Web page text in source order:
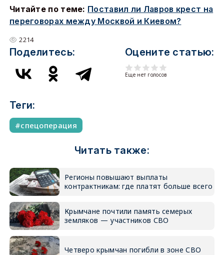
Читайте по теме: Поставил ли Лавров крест на
переговорах между Москвой и Киевом?
2214
Поделитесь: Оцените статью:
Еще нет голосов
Теги:
спецоперация
Читать также:
Регионы повышают выплаты
контрактникам: где платят больше всего
Крымчане почтили память семерых
земляков — участников СВО
Четверо крымчан погибли в зоне СВО